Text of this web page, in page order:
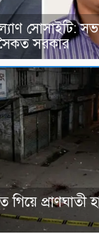
সোসাইটি:
সরকার
প্রাণঘাতী